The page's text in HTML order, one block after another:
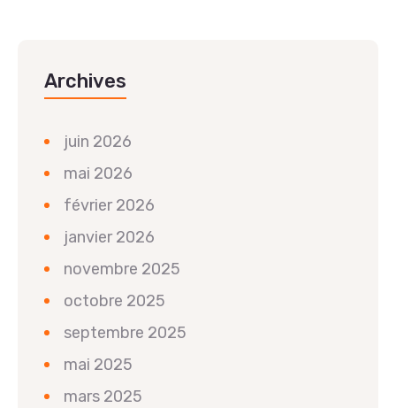
Archives
juin 2026
mai 2026
février 2026
janvier 2026
novembre 2025
octobre 2025
septembre 2025
mai 2025
mars 2025